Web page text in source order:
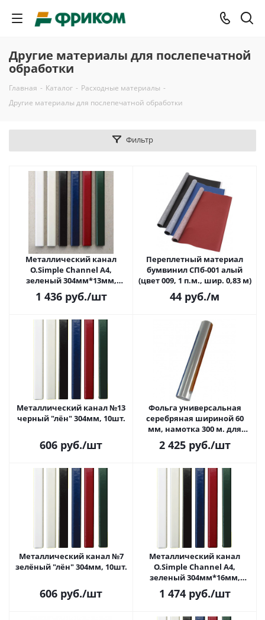
Другие материалы для послепечатной
обработки
Главная - Каталог - Расходные материалы -
Другие материалы для послепечатной обработки
Фильтр
Металлический канал
O.Simple Channel А4,
зеленый 304мм*13мм,
25шт.
1 436руб./шт
Переплетный материал
бумвинил СПб-001 алый
(цвет 009, 1 п.м., шир. 0,83 м)
44 руб./м
Металлический канал №13
черный "лён" 304мм, 10шт.
606 руб./шт
Фольга универсальная
серебряная шириной 60
мм, намотка 300 м. для
фольгиратора Foil Print,
уценка
2 425руб./шт
Металлический канал №7
зелёный "лён" 304мм, 10шт.
606 руб./шт
Металлический канал
O.Simple Channel А4,
зеленый 304мм*16мм,
25шт.
1 474руб./шт